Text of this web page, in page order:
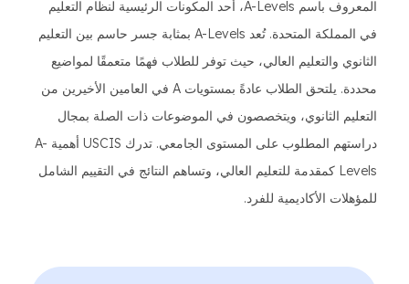
المعروف باسم A-Levels، أحد المكونات الرئيسية لنظام التعليم
في المملكة المتحدة. تُعد A-Levels بمثابة جسر حاسم بين التعليم
الثانوي والتعليم العالي، حيث توفر للطلاب فهمًا متعمقًا لمواضيع
محددة. يلتحق الطلاب عادةً بمستويات A في العامين الأخيرين من
التعليم الثانوي، ويتخصصون في الموضوعات ذات الصلة بمجال
دراستهم المطلوب على المستوى الجامعي. تدرك USCIS أهمية A-
Levels كمقدمة للتعليم العالي، وتساهم النتائج في التقييم الشامل
للمؤهلات الأكاديمية للفرد.